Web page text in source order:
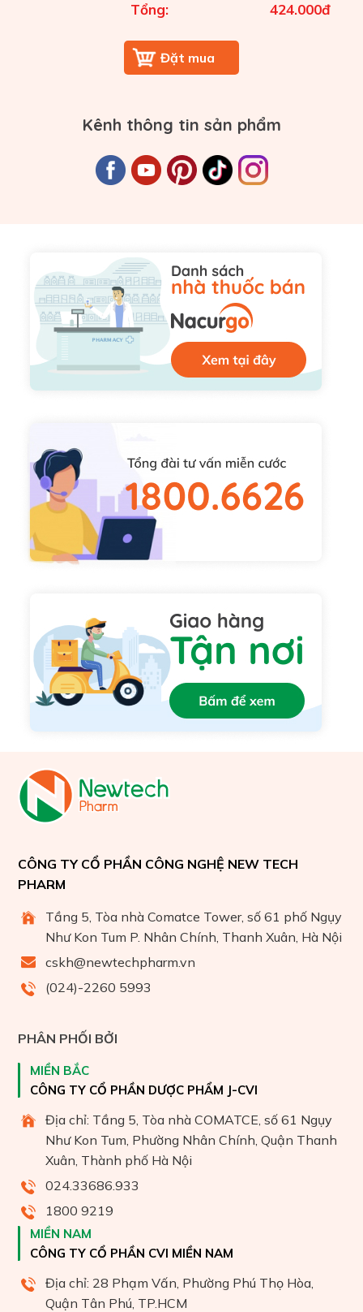
Tổng:
424.000đ
Kênh thông tin sản phẩm
CÔNG TY CỔ PHẦN CÔNG NGHỆ NEW TECH
PHARM
Tầng 5, Tòa nhà Comatce Tower, số 61 phố Ngụy
Như Kon Tum P. Nhân Chính, Thanh Xuân, Hà Nội
cskh@newtechpharm.vn
(024)-2260 5993
PHÂN PHỐI BỞI
MIỀN BẮC
CÔNG TY CỔ PHẦN DƯỢC PHẨM J-CVI
Địa chỉ: Tầng 5, Tòa nhà COMATCE, số 61 Ngụy
Như Kon Tum, Phường Nhân Chính, Quận Thanh
Xuân, Thành phố Hà Nội
024.33686.933
1800 9219
MIỀN NAM
CÔNG TY CỔ PHẦN CVI MIỀN NAM
Địa chỉ: 28 Phạm Vấn, Phường Phú Thọ Hòa,
Quận Tân Phú, TP.HCM